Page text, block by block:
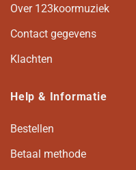
Over 123koormuziek
Contact gegevens
Klachten
Help & Informatie
Bestellen
Betaal methode